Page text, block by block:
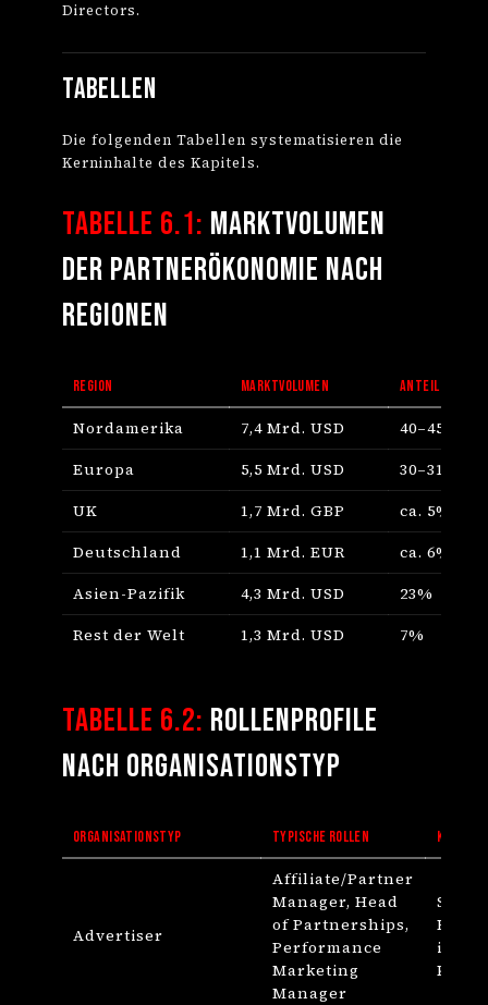
Directors.
Tabellen
Die folgenden Tabellen systematisieren die
Kerninhalte des Kapitels.
Tabelle 6.1: Marktvolumen
der Partnerökonomie nach
Regionen
REGION MARKTVOLUMEN ANTEIL GLOBAL
Nordamerika 7,4 Mrd. USD
40–45%
Europa
5,5 Mrd. USD
30–31%
UK
1,7 Mrd. GBP
ca. 5%
Deutschland
1,1 Mrd. EUR
ca. 6%
Asien-Pazifik
4,3 Mrd. USD
23%
Rest der Welt
1,3 Mrd. USD 7%
Tabelle 6.2: Rollenprofile
nach Organisationstyp
ORGANISATIONSTYP TYPISCHE ROLLEN
Advertiser
Affiliate/Partner
Manager, Head
of Partnerships,
Performance
Marketing
Manager